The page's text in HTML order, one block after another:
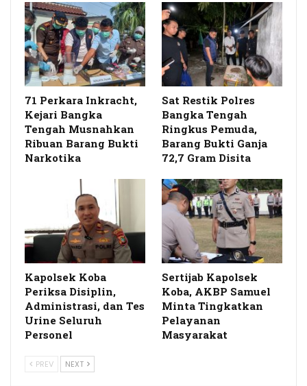
71 Perkara Inkracht,
Kejari Bangka
Tengah Musnahkan
Ribuan Barang Bukti
Narkotika
Sat Restik Polres
Bangka Tengah
Ringkus Pemuda,
Barang Bukti Ganja
72,7 Gram Disita
Kapolsek Koba
Periksa Disiplin,
Administrasi, dan Tes
Urine Seluruh
Personel
Sertijab Kapolsek
Koba, AKBP Samuel
Minta Tingkatkan
Pelayanan
Masyarakat
PREV NEXT